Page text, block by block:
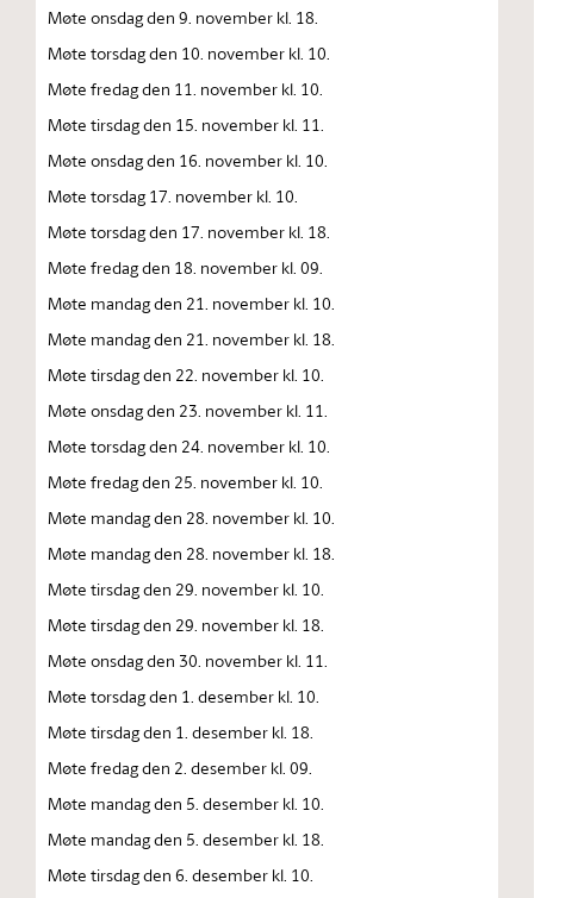
Møte onsdag den 9. november kl. 18.
Møte torsdag den 10. november kl. 10.
Møte fredag den 11. november kl. 10.
Møte tirsdag den 15. november kl. 11.
Møte onsdag den 16. november kl. 10.
Møte torsdag 17. november kl. 10.
Møte torsdag den 17. november kl. 18.
Møte fredag den 18. november kl. 09.
Møte mandag den 21. november kl. 10.
Møte mandag den 21. november kl. 18.
Møte tirsdag den 22. november kl. 10.
Møte onsdag den 23. november kl. 11.
Møte torsdag den 24. november kl. 10.
Møte fredag den 25. november kl. 10.
Møte mandag den 28. november kl. 10.
Møte mandag den 28. november kl. 18.
Møte tirsdag den 29. november kl. 10.
Møte tirsdag den 29. november kl. 18.
Møte onsdag den 30. november kl. 11.
Møte torsdag den 1. desember kl. 10.
Møte tirsdag den 1. desember kl. 18.
Møte fredag den 2. desember kl. 09.
Møte mandag den 5. desember kl. 10.
Møte mandag den 5. desember kl. 18.
Møte tirsdag den 6. desember kl. 10.